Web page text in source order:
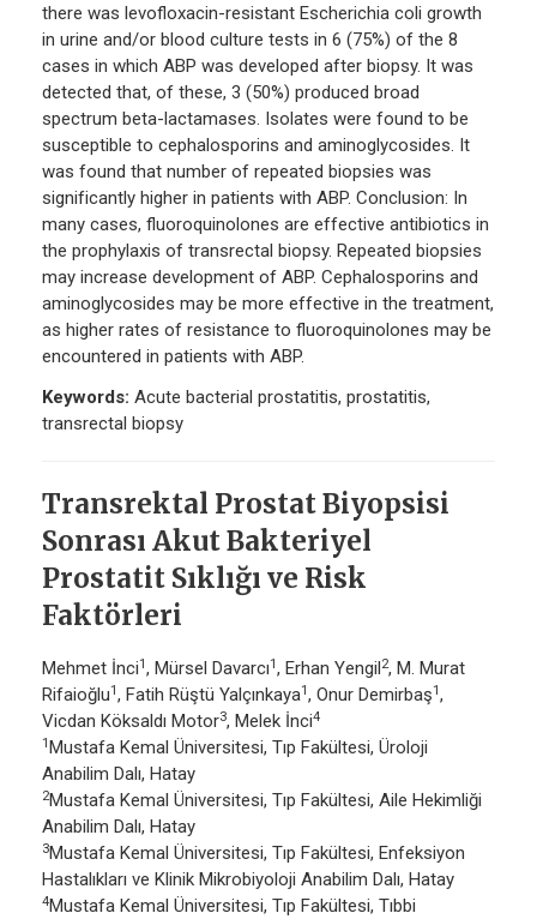
there was levofloxacin-resistant Escherichia coli growth
in urine and/or blood culture tests in 6 (75%) of the 8
cases in which ABP was developed after biopsy. It was
detected that, of these, 3 (50%) produced broad
spectrum beta-lactamases. Isolates were found to be
susceptible to cephalosporins and aminoglycosides. It
was found that number of repeated biopsies was
significantly higher in patients with ABP. Conclusion: In
many cases, fluoroquinolones are effective antibiotics in
the prophylaxis of transrectal biopsy. Repeated biopsies
may increase development of ABP. Cephalosporins and
aminoglycosides may be more effective in the treatment,
as higher rates of resistance to fluoroquinolones may be
encountered in patients with ABP.
Keywords: Acute bacterial prostatitis, prostatitis,
transrectal biopsy
Transrektal Prostat Biyopsisi
Sonrası Akut Bakteriyel
Prostatit Sıklığı ve Risk
Faktörleri
Mehmet İnci1, Mürsel Davarcı1, Erhan Yengil2, M. Murat
Rifaioğlu1, Fatih Rüştü Yalçınkaya1, Onur Demirbaş1,
Vicdan Köksaldı Motor3, Melek İnci4
1Mustafa Kemal Üniversitesi, Tıp Fakültesi, Üroloji
Anabilim Dalı, Hatay
2Mustafa Kemal Üniversitesi, Tıp Fakültesi, Aile Hekimliği
Anabilim Dalı, Hatay
3Mustafa Kemal Üniversitesi, Tıp Fakültesi, Enfeksiyon
Hastalıkları ve Klinik Mikrobiyoloji Anabilim Dalı, Hatay
4Mustafa Kemal Üniversitesi, Tıp Fakültesi, Tıbbi